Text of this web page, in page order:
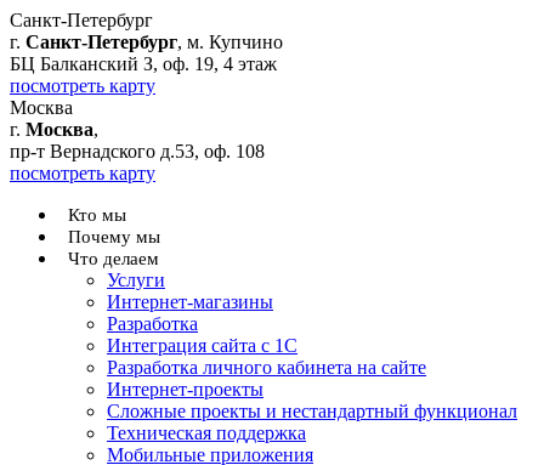
Санкт-Петербург
г. Санкт-Петербург, м. Купчино
БЦ Балканский З, оф. 19, 4 этаж
посмотреть карту
Москва
г. Москва,
пр-т Вернадского д.53, оф. 108
посмотреть карту
Кто мы
Почему мы
Что делаем
Услуги
Интернет-магазины
Разработка
Интеграция сайта с 1С
Разработка личного кабинета на сайте
Интернет-проекты
Сложные проекты и нестандартный функционал
Teхническая поддержка
Мобильные приложения